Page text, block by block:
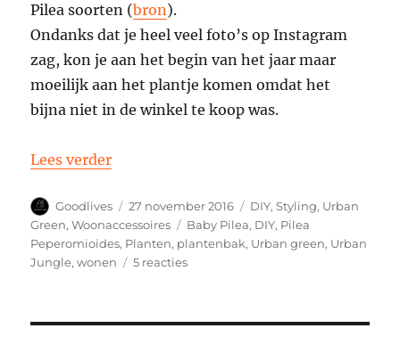
Pilea soorten (bron).
Ondanks dat je heel veel foto’s op Instagram
zag, kon je aan het begin van het jaar maar
moeilijk aan het plantje komen omdat het
bijna niet in de winkel te koop was.
Lees verder“Baby Pilea (Pilea peperomioides), hoe
Auteur
Goodlives
Geplaatst
op
27 november 2016 Categorieën
DIY,Styling, Urban
Green,Woonaccessoires Tags
Baby Pilea, DIY, Pilea
Peperomioides, Planten, plantenbak, Urban green, Urban
Jungle,wonen 5 reactiesop